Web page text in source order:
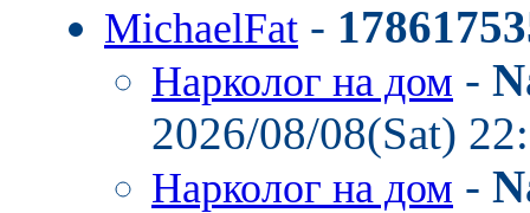
MichaelFat -
Нарколог на дом -
2026/08/08(Sat)
Нарколог на дом -